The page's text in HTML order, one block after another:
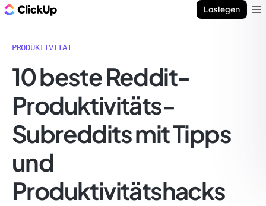
Loslegen
PRODUKTIVITÄT
10 beste Reddit-
Produktivitäts-
Subreddits mit Tipps
und
Produktivitätshacks